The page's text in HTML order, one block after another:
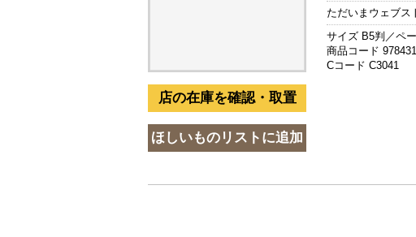
ただいまウェブス
サイズ B5判／ペ
商品コード
Cコード C3041